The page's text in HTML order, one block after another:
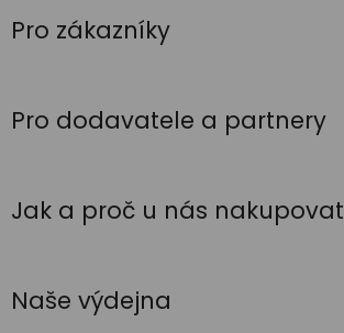
pPro zákazníky
Pro dodavatele a partnery
Jak a proč u nás nakupovat
Naše výdejna